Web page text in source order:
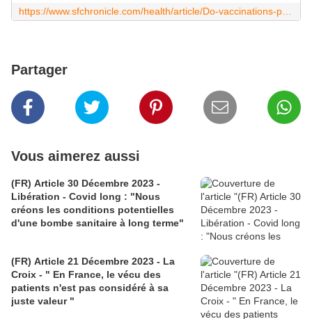
Partager
Vous aimerez aussi
(FR) Article 30 Décembre 2023 -
Libération - Covid long : "Nous
créons les conditions potentielles
d'une bombe sanitaire à long terme"
(FR) Article 21 Décembre 2023 - La
Croix - " En France, le vécu des
patients n'est pas considéré à sa
juste valeur "